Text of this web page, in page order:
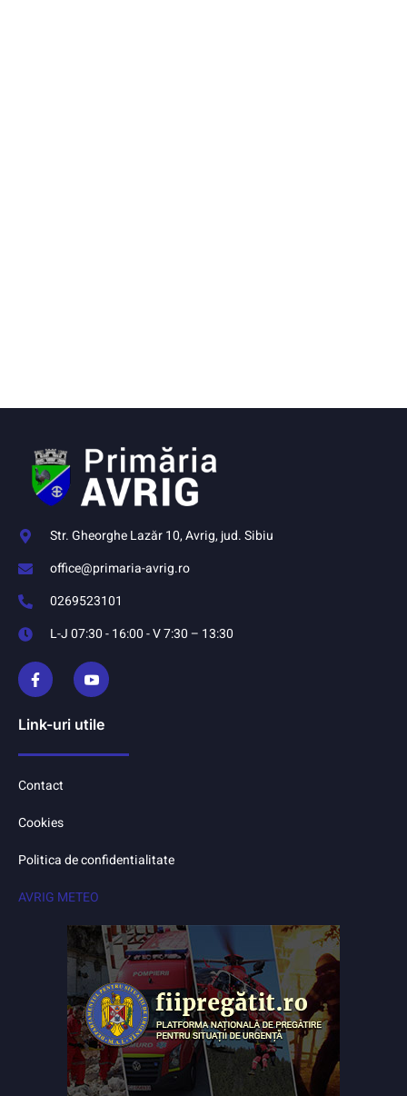
Str. Gheorghe Lazăr 10, Avrig, jud. Sibiu
office@primaria-avrig.ro
0269523101
L-J 07:30 - 16:00 - V 7:30 – 13:30
Link-uri utile
Contact
Cookies
Politica de confidentialitate
AVRIG METEO